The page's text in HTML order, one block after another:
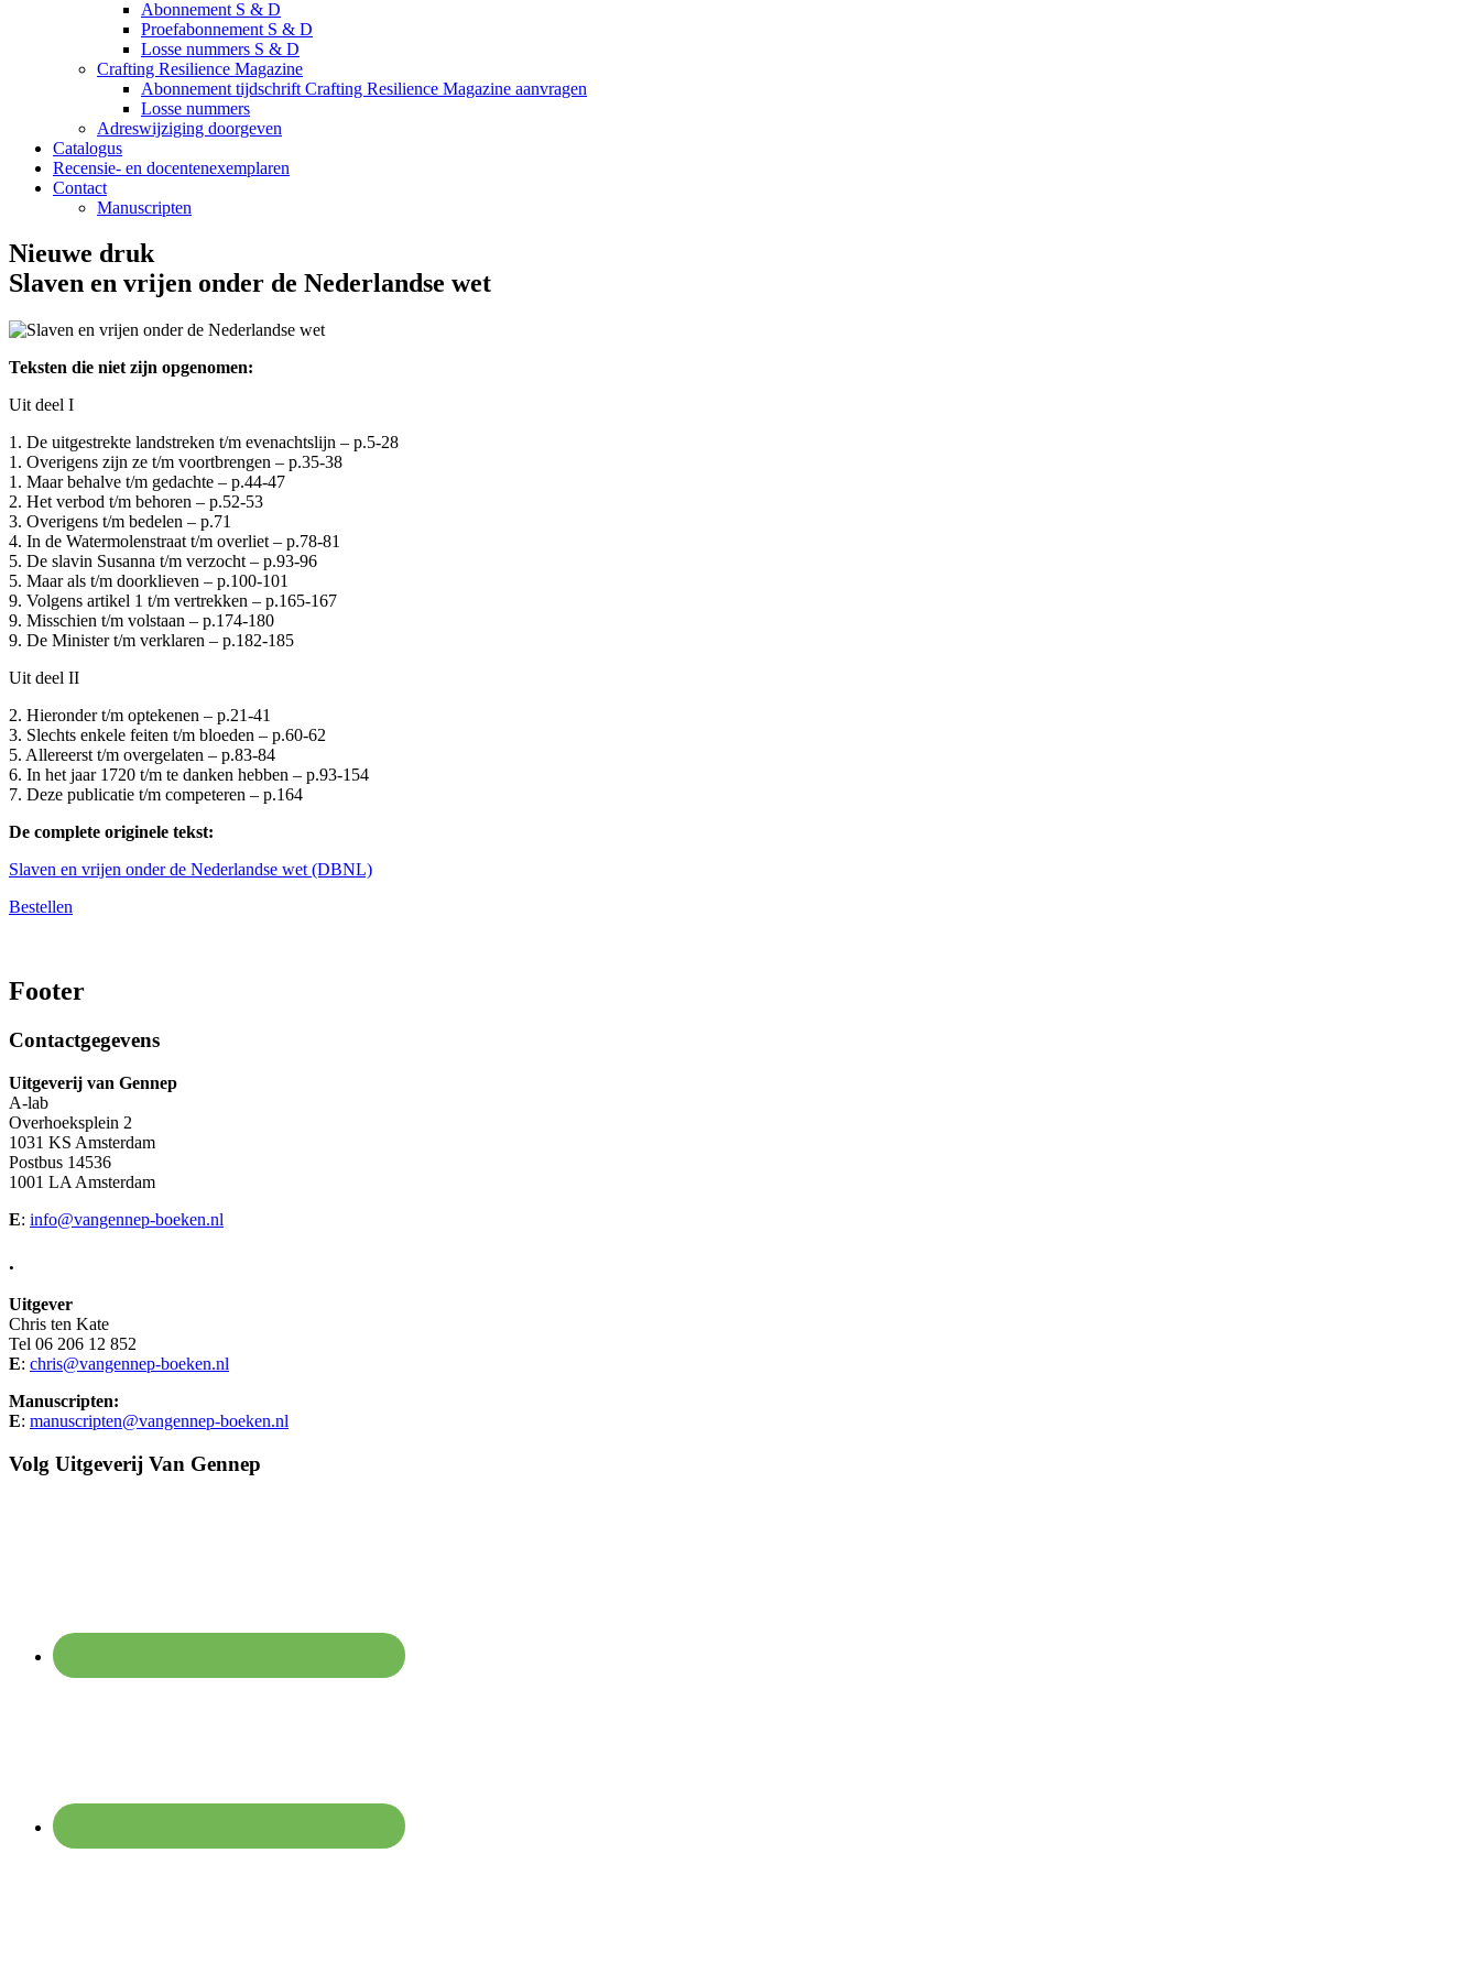
Abonnement S & D
Proefabonnement S & D
Losse nummers S & D
Crafting Resilience Magazine
Abonnement tijdschrift Crafting Resilience Magazine aanvragen
Losse nummers
Adreswijziging doorgeven
Catalogus
Recensie- en docentenexemplaren
Contact
Manuscripten
Nieuwe druk
Slaven en vrijen onder de Nederlandse wet
Teksten die niet zijn opgenomen:
Uit deel I
1. De uitgestrekte landstreken t/m evenachtslijn – p.5-28
1. Overigens zijn ze t/m voortbrengen – p.35-38
1. Maar behalve t/m gedachte – p.44-47
2. Het verbod t/m behoren – p.52-53
3. Overigens t/m bedelen – p.71
4. In de Watermolenstraat t/m overliet – p.78-81
5. De slavin Susanna t/m verzocht – p.93-96
5. Maar als t/m doorklieven – p.100-101
9. Volgens artikel 1 t/m vertrekken – p.165-167
9. Misschien t/m volstaan – p.174-180
9. De Minister t/m verklaren – p.182-185
Uit deel II
2. Hieronder t/m optekenen – p.21-41
3. Slechts enkele feiten t/m bloeden – p.60-62
5. Allereerst t/m overgelaten – p.83-84
6. In het jaar 1720 t/m te danken hebben – p.93-154
7. Deze publicatie t/m competeren – p.164
De complete originele tekst:
Slaven en vrijen onder de Nederlandse wet (DBNL)
Bestellen
Footer
Contactgegevens
Uitgeverij van Gennep
A-lab
Overhoeksplein 2
1031 KS Amsterdam
Postbus 14536
1001 LA Amsterdam
E: info@vangennep-boeken.nl
.
Uitgever
Chris ten Kate
Tel 06 206 12 852
E: chris@vangennep-boeken.nl
Manuscripten:
E: manuscripten@vangennep-boeken.nl
Volg Uitgeverij Van Gennep